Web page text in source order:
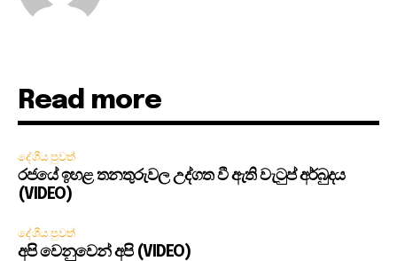
Read more
දේශීය පුවත්
රජයේ ඉහළ තනතුරුවල උද්ගත වී ඇති වැටුප් අර්බුදය
(VIDEO)
දේශීය පුවත්
අපි වෙනුවෙන් අපි (VIDEO)